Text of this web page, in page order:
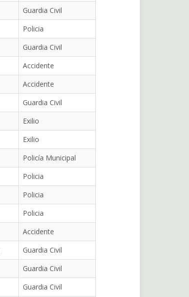
Guardia Civil
Policia
Guardia Civil
Accidente
Accidente
Guardia Civil
Exilio
Exilio
Policía Municipal
Policia
Policia
Policia
Accidente
Guardia Civil
Guardia Civil
Guardia Civil